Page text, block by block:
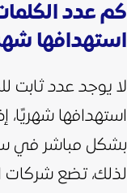
كم عدد
استهدافها
لا يوجد عدد ثابت
استهدافها
بشكل مباشر في
لذلك، تضع شركات